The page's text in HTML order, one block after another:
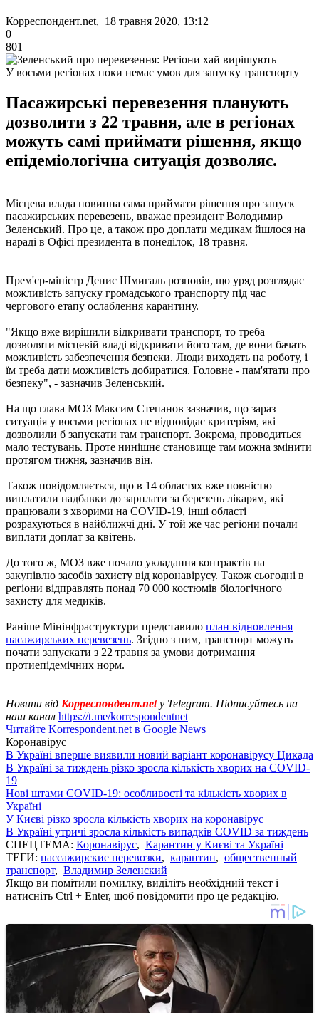
Корреспондент.net, 18 травня 2020, 13:12
0
801
У восьми регіонах поки немає умов для запуску транспорту
Пасажирські перевезення планують
дозволити з 22 травня, але в регіонах
можуть самі приймати рішення, якщо
епідеміологічна ситуація дозволяє.
Місцева влада повинна сама приймати рішення про запуск
пасажирських перевезень, вважає президент Володимир
Зеленський. Про це, а також про доплати медикам йшлося на
нараді в Офісі президента в понеділок, 18 травня.
Прем'єр-міністр Денис Шмигаль розповів, що уряд розглядає
можливість запуску громадського транспорту під час
чергового етапу ослаблення карантину.
"Якщо вже вирішили відкривати транспорт, то треба
дозволяти місцевій владі відкривати його там, де вони бачать
можливість забезпечення безпеки. Люди виходять на роботу, і
їм треба дати можливість добиратися. Головне - пам'ятати про
безпеку", - зазначив Зеленський.
На що глава МОЗ Максим Степанов зазначив, що зараз
ситуація у восьми регіонах не відповідає критеріям, які
дозволили б запускати там транспорт. Зокрема, проводиться
мало тестувань. Проте нинішнє становище там можна змінити
протягом тижня, зазначив він.
Також повідомляється, що в 14 областях вже повністю
виплатили надбавки до зарплати за березень лікарям, які
працювали з хворими на COVID-19, інші області
розрахуються в найближчі дні. У той же час регіони почали
виплати доплат за квітень.
До того ж, МОЗ вже почало укладання контрактів на
закупівлю засобів захисту від коронавірусу. Також сьогодні в
регіони відправлять понад 70 000 костюмів біологічного
захисту для медиків.
Раніше Мінінфраструктури представило план відновлення
пасажирських перевезень. Згідно з ним, транспорт можуть
почати запускати з 22 травня за умови дотримання
протиепідемічних норм.
Новини від Корреспондент.net у Telegram. Підписуйтесь на
наш канал https://t.me/korrespondentnet
Читайте Korrespondent.net в Google News
Коронавірус
В Україні вперше виявили новий варіант коронавірусу Цикада
В Україні за тиждень різко зросла кількість хворих на COVID-
19
Нові штами COVID-19: особливості та кількість хворих в
Україні
У Києві різко зросла кількість хворих на коронавірус
В Україні утричі зросла кількість випадків COVID за тиждень
СПЕЦТЕМА: Коронавірус, Карантин у Києві та Україні
ТЕГИ: пассажирские перевозки, карантин, общественный
транспорт, Владимир Зеленский
Якщо ви помітили помилку, виділіть необхідний текст і
натисніть Ctrl + Enter, щоб повідомити про це редакцію.